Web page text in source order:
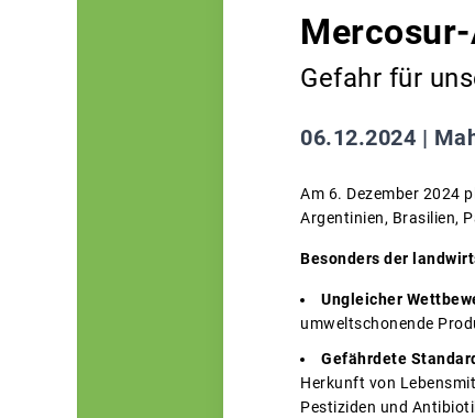
Gefahr für
06.12.2024 |
Am 6. Dezember 2024
Argentinien, Brasilien,
Besonders der
Ungleicher
umweltschonende
Gefährdete
Herkunft von
Pestiziden und